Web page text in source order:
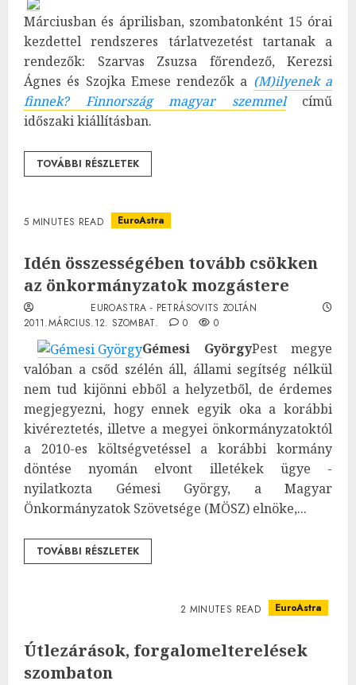
Márciusban és áprilisban, szombatonként 15 órai
kezdettel rendszeres tárlatvezetést tartanak a
rendezők: Szarvas Zsuzsa főrendező, Kerezsi
Ágnes és Szojka Emese rendezők a (M)ilyenek a
finnek? Finnország magyar szemmel
című
időszaki kiállításban.
TOVÁBBI RÉSZLETEK
5 MINUTES READ EuroAstra
Idén összességében tovább csökken
az önkormányzatok mozgástere
EUROASTRA - PETRÁSOVITS ZOLTÁN
2011.MÁRCIUS.12. SZOMBAT.
0 0
Gémesi GyörgyPest megye
valóban a csőd szélén áll, állami segítség nélkül
nem tud kijönni ebből a helyzetből, de érdemes
megjegyezni, hogy ennek egyik oka a korábbi
kivéreztetés, illetve a megyei önkormányzatoktól
a 2010-es költségvetéssel a korábbi kormány
döntése nyomán elvont illetékek ügye -
nyilatkozta Gémesi György, a Magyar
Önkormányzatok Szövetsége (MÖSZ) elnöke,...
TOVÁBBI RÉSZLETEK
2 MINUTES READ EuroAstra
Útlezárások, forgalomelterelések
szombaton